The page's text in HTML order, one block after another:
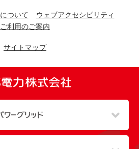
ついて
ウェブアクセシビリティ
ご利用のご案内
サイトマップ
を開きます）